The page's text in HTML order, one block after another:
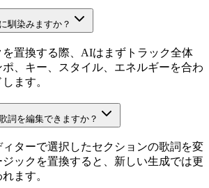
馴染みますか？
置換する際、AIはまずトラック全体
、キー、スタイル、エネルギーを合わ
ます。
詞を編集できますか？
ターで選択したセクションの歌詞を変
ックを置換すると、新しい生成では更
ます。